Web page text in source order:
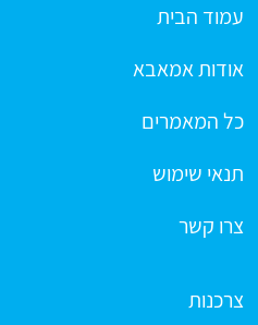
עמוד הבית
אודות אמאבא
כל המאמרים
תנאי שימוש
צרו קשר
צרכנות